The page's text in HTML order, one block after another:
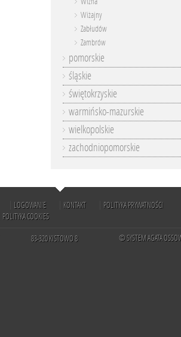
Wiżajny
Zabłudów
Zambrów
pomorskie
śląskie
świętokrzyskie
warmińsko-mazurskie
wielkopolskie
zachodniopomorskie
LOGOWANIE KONTAKT
POLITYKA PRYWATNOŚCI
POLITYKA COOKIES
83-320 KISTOWO 8 © SYSTEM AGATA